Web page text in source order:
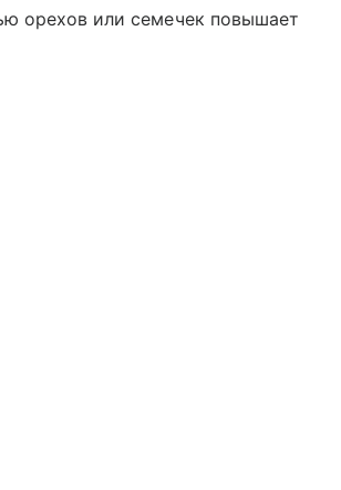
орехов или семечек повышает